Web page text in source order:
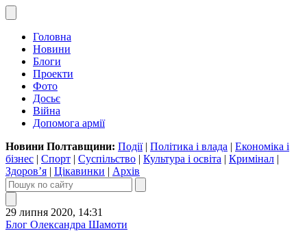
Головна
Новини
Блоги
Проекти
Фото
Досьє
Війна
Допомога армії
Новини Полтавщини: Події| Політика і влада | Економіка і
бізнес | Спорт | Суспільство | Культура і освіта | Кримінал |
Здоров’я | Цікавинки | Архів
29 липня 2020, 14:31
Блог Олександра Шамоти